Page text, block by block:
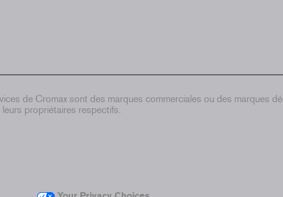
de Cromax sont des marques commerciales ou des marques
propriétaires respectifs.